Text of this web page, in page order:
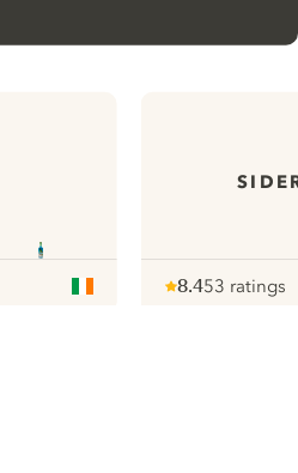
8.453 ratings